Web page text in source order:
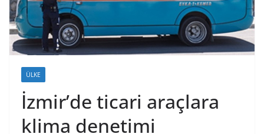
ÜLKE
İzmir’de ticari araçlara
klima denetimi